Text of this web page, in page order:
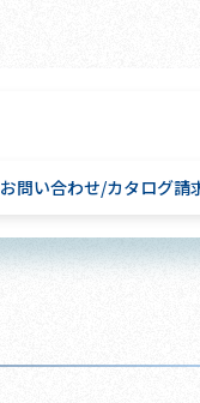
お問い合わせ カタログ請